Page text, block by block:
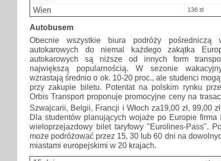
Wien 136 zł
Autobusem
Obecnie wszystkie biura podróży pośredniczą
autokarowych do niemal każdego zakątka
autokarowych są niższe od innych form
największą popularnością. W sezonie
wzrastają średnio o ok. 10-20 proc., ale studenci
przy zakupie biletu. Potentat na polskim rynku
Orbis Transport proponuje promocyjne ceny na
Szwajcarii, Belgii, Francji i Włoch za19,00 zł, 99,00
Dla studentów planujących wojaże po Europie firma
wieloprzejazdowy bilet taryfowy "Eurolines-Pass".
może podróżować przez 15, 30 lub 60 dni na
miastami europejskimi w 20 krajach.